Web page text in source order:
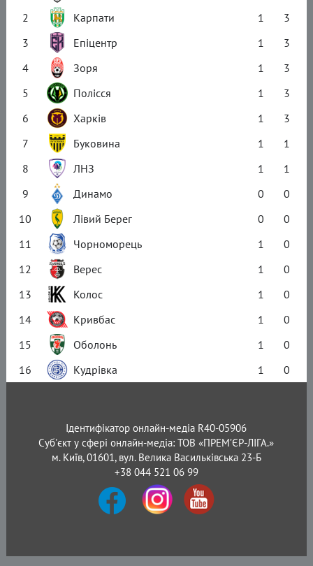
2
Карпати 1
3
3
Епіцентр 1
3
4
Зоря 1
3
5
Полісся 1
3
6
Харків 1
3
7
Буковина 1
1
8
ЛНЗ 1
1
9
Динамо 0
0
10
Лівий Берег 0
0
11
Чорноморець 1
0
12
Верес 1
0
13
Колос 1
0
14
Кривбас 1
0
15
Оболонь 1
0
16
Кудрівка 1 0
Ідентифікатор онлайн-медіа R40-05906
Суб'єкт у сфері онлайн-медіа: ТОВ «ПРЕМ’ЄР-ЛІГА.»
м. Київ, 01601, вул. Велика Васильківська 23-Б
+38 044 521 06 99